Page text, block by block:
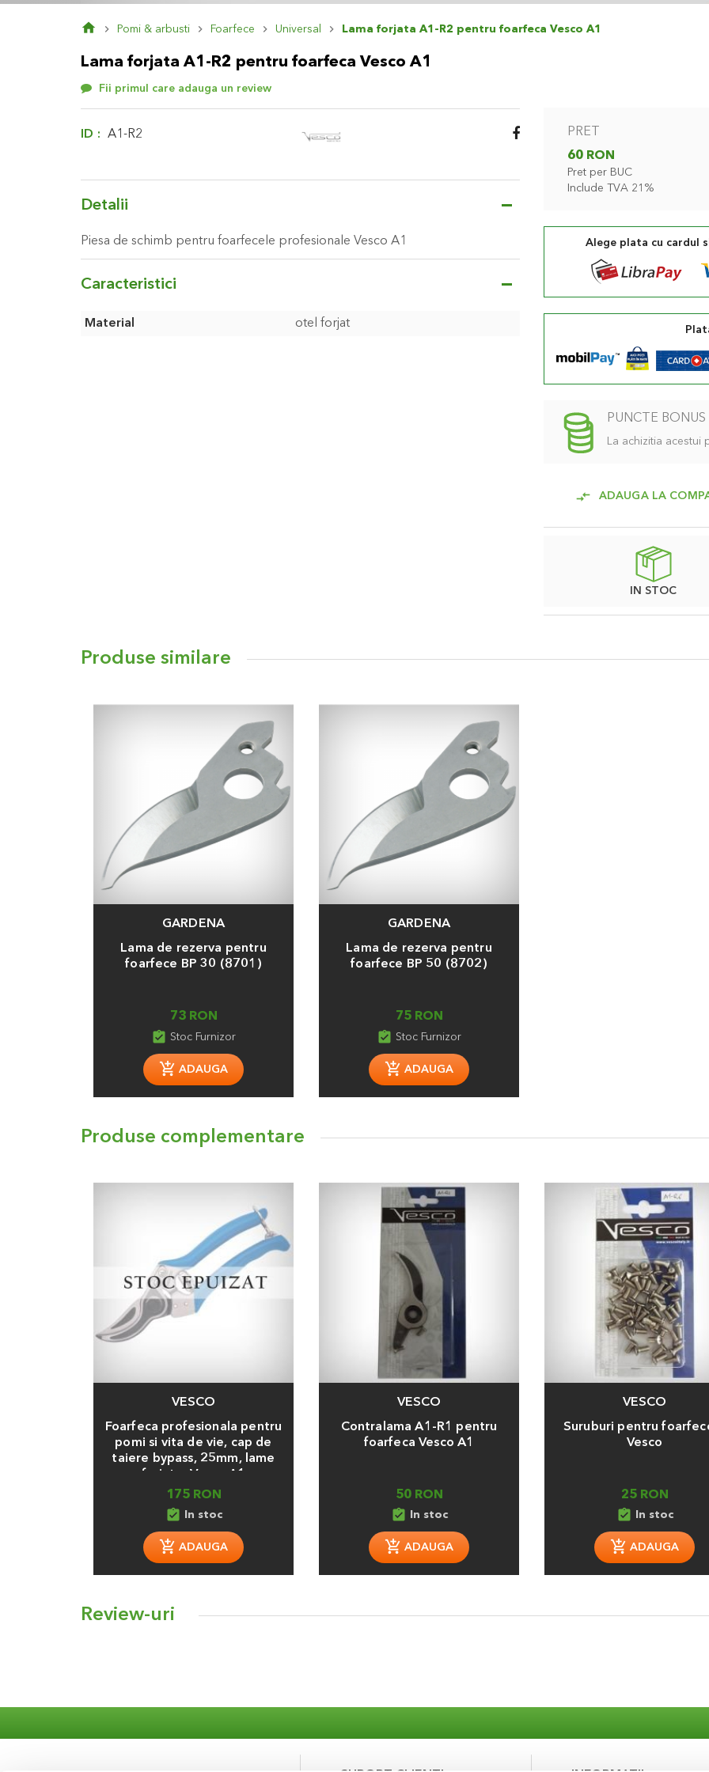
Pomi & arbusti Foarfece Universal Lama forjata A1-R2 pentru foarfeca Vesco A1
Lama forjata A1-R2 pentru foarfeca Vesco A1
Fii primul care adauga un review
PRET
60 RON
Pret per BUC
Include TVA 21%
Alege plata cu cardul
PUNCTE BONUS
La achizitia acestui
ADAUGA LA
IN STOC
ID A1-R2
Detalii
Piesa de schimb pentru foarfecele profesionale Vesco A1
Caracteristici
Caracteristici
Material otel forjat
Produse similare
GARDENA
Lama de rezerva pentru
foarfece BP 30 (8701)
73 RON
assignment_turned_in Stoc Furnizor
ADAUGA
GARDENA
Lama de rezerva pentru
foarfece BP 50 (8702)
75 RON
assignment_turned_in Stoc Furnizor
ADAUGA
Produse complementare
VESCO
Foarfeca profesionala pentru
pomi si vita de vie, cap de
taiere bypass, 25mm, lame
forjate, Vesco A1
175 RON
assignment_turned_in In stoc
ADAUGA
VESCO
Contralama A1-R1 pentru
foarfeca Vesco A1
50 RON
assignment_turned_in In stoc
ADAUGA
VESCO
Suruburi pentru
Vesco
25 RON
assignment_turned_in In stoc
ADAUGA
Review-uri